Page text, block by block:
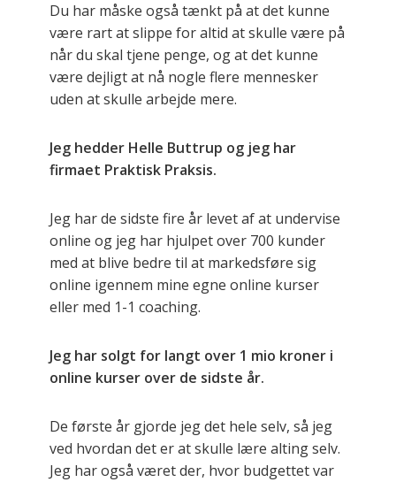
Du har måske også tænkt på at det kunne
være rart at slippe for altid at skulle være på
når du skal tjene penge, og at det kunne
være dejligt at nå nogle flere mennesker
uden at skulle arbejde mere.
Jeg hedder Helle Buttrup og jeg har
firmaet Praktisk Praksis.
Jeg har de sidste fire år levet af at undervise
online og jeg har hjulpet over 700 kunder
med at blive bedre til at markedsføre sig
online igennem mine egne online kurser
eller med 1-1 coaching.
Jeg har solgt for langt over 1 mio kroner i
online kurser over de sidste år.
De første år gjorde jeg det hele selv, så jeg
ved hvordan det er at skulle lære alting selv.
Jeg har også været der, hvor budgettet var